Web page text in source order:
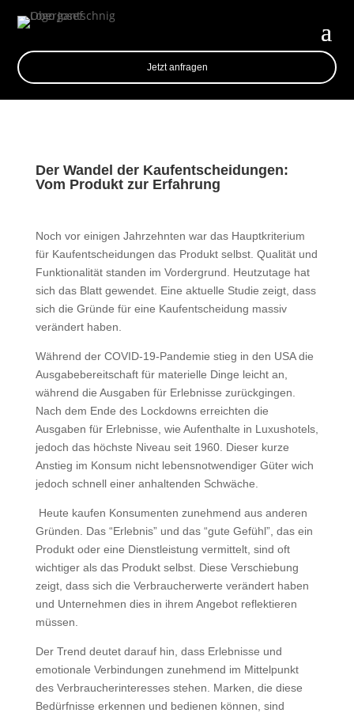
Jetzt anfragen
Der Wandel der Kaufentscheidungen:
Vom Produkt zur Erfahrung
Noch vor einigen Jahrzehnten war das Hauptkriterium
für Kaufentscheidungen das Produkt selbst. Qualität und
Funktionalität standen im Vordergrund. Heutzutage hat
sich das Blatt gewendet. Eine aktuelle Studie zeigt, dass
sich die Gründe für eine Kaufentscheidung massiv
verändert haben.
Während der COVID-19-Pandemie stieg in den USA die
Ausgabebereitschaft für materielle Dinge leicht an,
während die Ausgaben für Erlebnisse zurückgingen.
Nach dem Ende des Lockdowns erreichten die
Ausgaben für Erlebnisse, wie Aufenthalte in Luxushotels,
jedoch das höchste Niveau seit 1960. Dieser kurze
Anstieg im Konsum nicht lebensnotwendiger Güter wich
jedoch schnell einer anhaltenden Schwäche.
️ Heute kaufen Konsumenten zunehmend aus anderen
Gründen. Das “Erlebnis” und das “gute Gefühl”, das ein
Produkt oder eine Dienstleistung vermittelt, sind oft
wichtiger als das Produkt selbst. Diese Verschiebung
zeigt, dass sich die Verbraucherwerte verändert haben
und Unternehmen dies in ihrem Angebot reflektieren
müssen.
Der Trend deutet darauf hin, dass Erlebnisse und
emotionale Verbindungen zunehmend im Mittelpunkt
des Verbraucherinteresses stehen. Marken, die diese
Bedürfnisse erkennen und bedienen können, sind